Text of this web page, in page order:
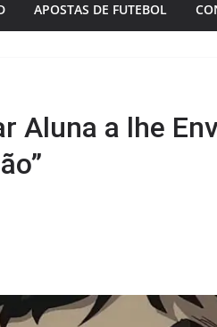
APOSTAS DE FUTEBOL
Aluna a lhe